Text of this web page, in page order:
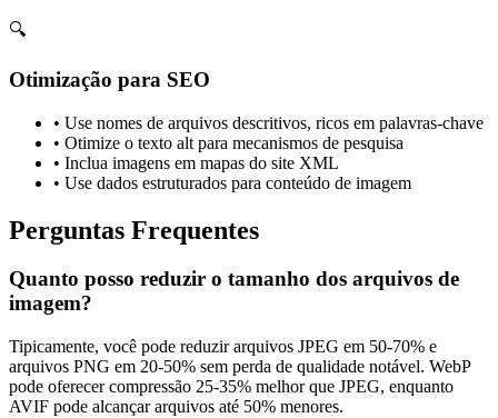
🔍
Otimização para SEO
• Use nomes de arquivos descritivos, ricos em palavras-chave
• Otimize o texto alt para mecanismos de pesquisa
• Inclua imagens em mapas do site XML
• Use dados estruturados para conteúdo de imagem
Perguntas Frequentes
Quanto posso reduzir o tamanho dos arquivos de
imagem?
Tipicamente, você pode reduzir arquivos JPEG em 50-70% e
arquivos PNG em 20-50% sem perda de qualidade notável. WebP
pode oferecer compressão 25-35% melhor que JPEG, enquanto
AVIF pode alcançar arquivos até 50% menores.